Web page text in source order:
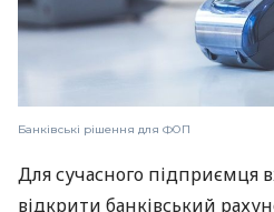
Банківські рішення для ФОП
Для сучасного підприємця
відкрити банківський